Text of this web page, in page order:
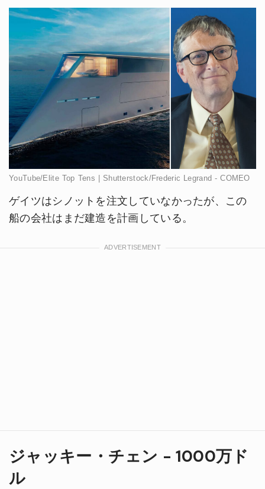
YouTube/Elite Top Tens | Shutterstock/Frederic Legrand - COMEO
ゲイツはシノットを注文していなかったが、この
船の会社はまだ建造を計画している。
ジャッキー・チェン - 1000万ド
ル